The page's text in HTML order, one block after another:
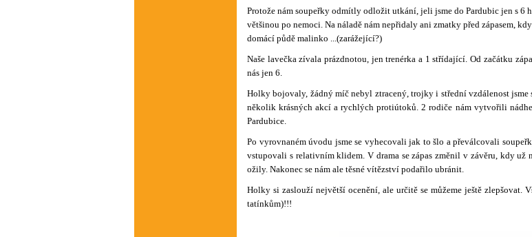
Protože nám soupeřky odmítly odložit utkání, jeli jsme do Pardubic jen s 6
většinou po nemoci. Na náladě nám nepřidaly ani zmatky před zápasem,
domácí půdě malinko ...(zarážející?)
Naše lavečka zívala prázdnotou, jen trenérka a 1 střídající. Od začátku
nás jen 6.
Holky bojovaly, žádný míč nebyl ztracený, trojky i střední vzdálenost
několik krásných akcí a rychlých protiútoků. 2 rodiče nám vytvořili
Pardubice.
Po vyrovnaném úvodu jsme se vyhecovali jak to šlo a převálcovali
vstupovali s relativním klidem. V drama se zápas změnil v závěru, kdy už
ožily. Nakonec se nám ale těsné vítězství podařilo ubránit.
Holky si zaslouží největší ocenění, ale určitě se můžeme ještě zlepšovat.
tatínkům)!!!